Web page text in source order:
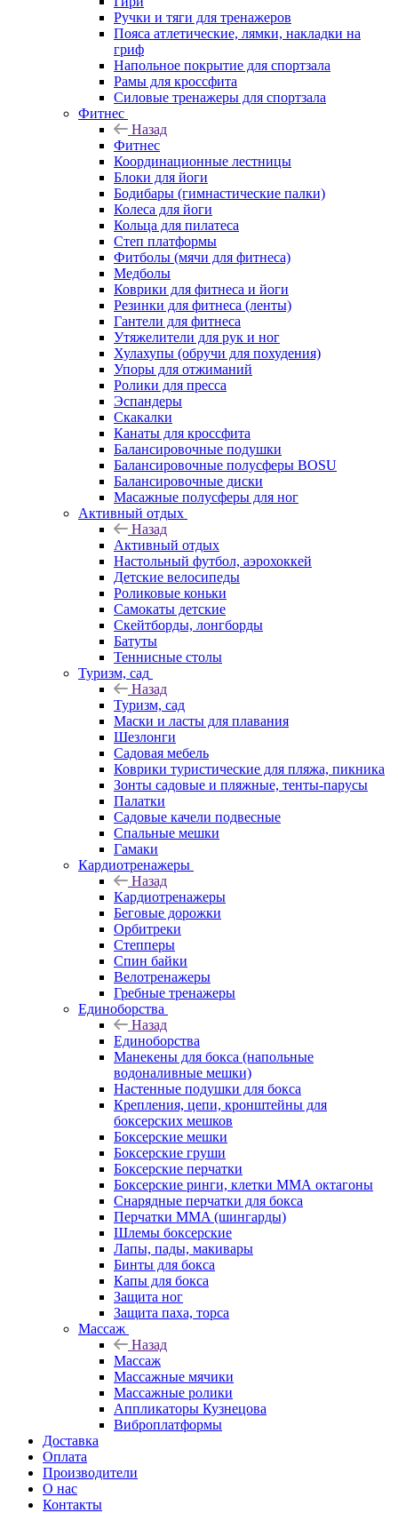
Ручки и тяги для тренажеров
Пояса атлетические, лямки, накладки на
гриф
Напольное покрытие для спортзала
Рамы для кроссфита
Силовые тренажеры для спортзала
Фитнес
Назад
Фитнес
Координационные лестницы
Блоки для йоги
Бодибары (гимнастические палки)
Колеса для йоги
Кольца для пилатеса
Степ платформы
Фитболы (мячи для фитнеса)
Медболы
Коврики для фитнеса и йоги
Резинки для фитнеса (ленты)
Гантели для фитнеса
Утяжелители для рук и ног
Хулахупы (обручи для похудения)
Упоры для отжиманий
Ролики для пресса
Эспандеры
Скакалки
Канаты для кроссфита
Балансировочные подушки
Балансировочные полусферы BOSU
Балансировочные диски
Масажные полусферы для ног
Активный отдых
Назад
Активный отдых
Настольный футбол, аэрохоккей
Детские велосипеды
Роликовые коньки
Самокаты детские
Скейтборды, лонгборды
Батуты
Теннисные столы
Туризм, сад
Назад
Туризм, сад
Маски и ласты для плавания
Шезлонги
Садовая мебель
Коврики туристические для пляжа, пикника
Зонты садовые и пляжные, тенты-парусы
Палатки
Садовые качели подвесные
Спальные мешки
Гамаки
Кардиотренажеры
Назад
Кардиотренажеры
Беговые дорожки
Орбитреки
Степперы
Спин байки
Велотренажеры
Гребные тренажеры
Единоборства
Назад
Единоборства
Манекены для бокса (напольные
водоналивные мешки)
Настенные подушки для бокса
Крепления, цепи, кронштейны для
боксерских мешков
Боксерские мешки
Боксерские груши
Боксерские перчатки
Боксерские ринги, клетки ММА октагоны
Снарядные перчатки для бокса
Перчатки MMA (шингарды)
Шлемы боксерские
Лапы, пады, макивары
Бинты для бокса
Капы для бокса
Защита ног
Защита паха, торса
Массаж
Назад
Массаж
Массажные мячики
Массажные ролики
Аппликаторы Кузнецова
Виброплатформы
Доставка
Оплата
Производители
О нас
Контакты